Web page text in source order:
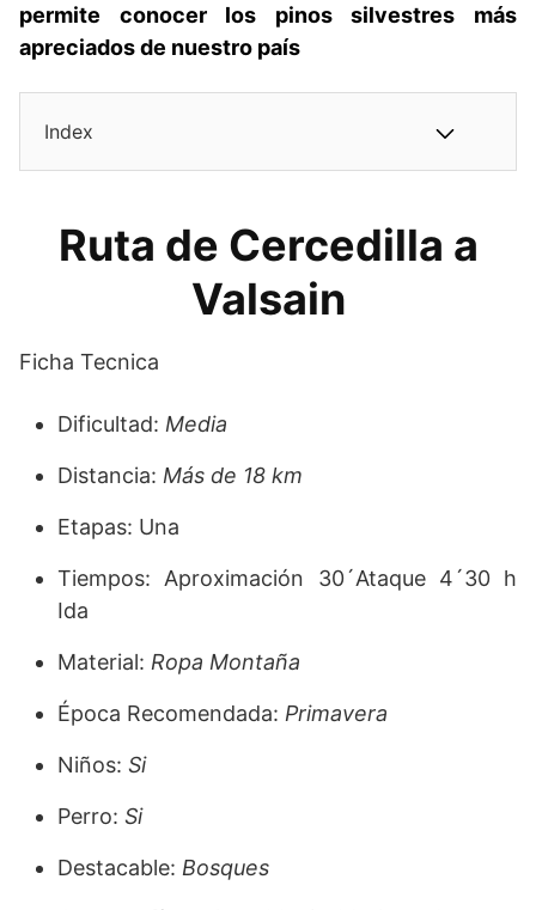
permite conocer los pinos silvestres más
apreciados de nuestro país
Index
Ruta de Cercedilla a
Valsain
Ficha Tecnica
Dificultad: Media
Distancia: Más de 18 km
Etapas: Una
Tiempos: Aproximación 30´Ataque 4´30 h
Ida
Material: Ropa Montaña
Época Recomendada: Primavera
Niños: Si
Perro: Si
Destacable: Bosques